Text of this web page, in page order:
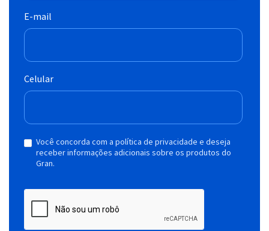
E-mail
Celular
Você concorda com a política de privacidade e deseja
receber informações adicionais sobre os produtos do
Gran.